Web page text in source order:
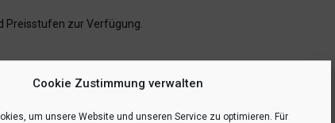
Cookie Zustimmung verwalten
um unsere Website und unseren Service zu optimieren. Für
Preisstufen zur Verfügung.